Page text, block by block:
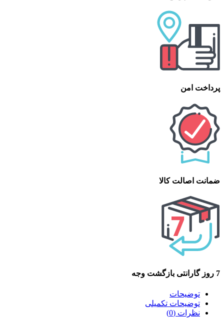
پرداخت امن
ضمانت اصالت کالا
7 روز گارانتی بازگشت وجه
توضیحات
توضیحات تکمیلی
نظرات (0)